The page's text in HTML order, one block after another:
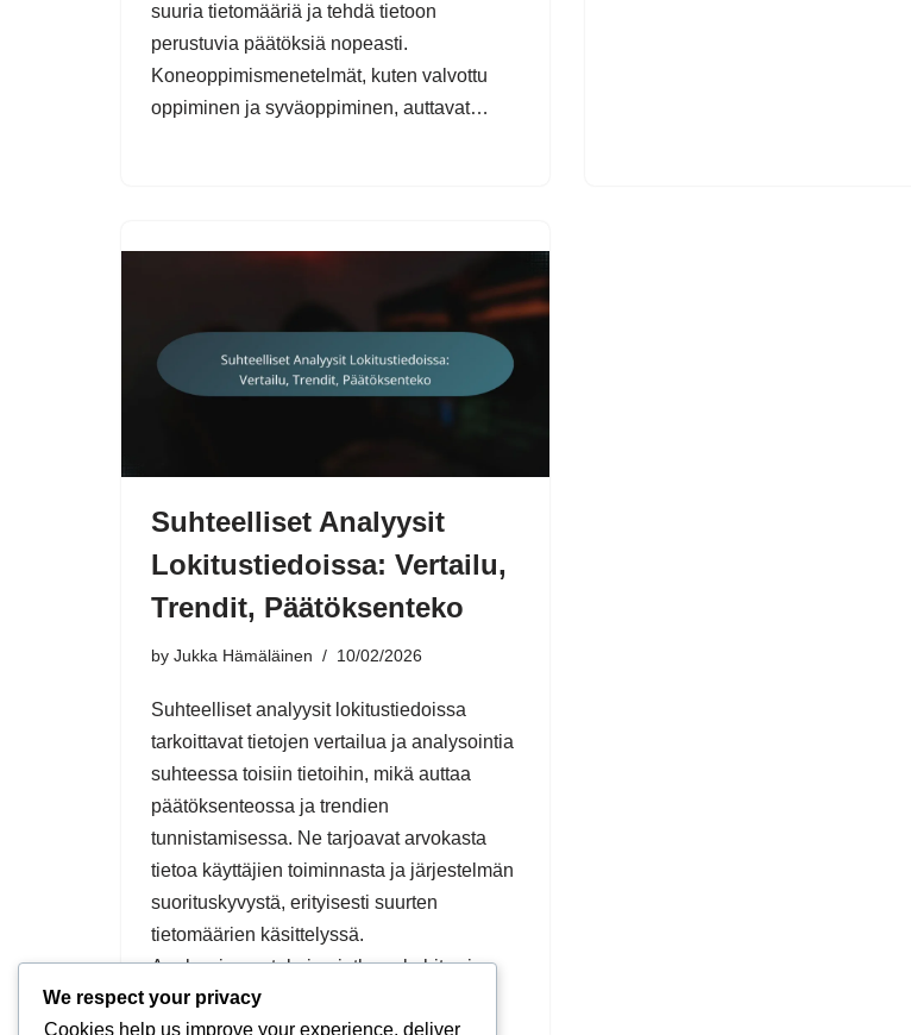
suuria tietomääriä ja tehdä tietoon
perustuvia päätöksiä nopeasti.
Koneoppimismenetelmät, kuten valvottu
oppiminen ja syväoppiminen, auttavat…
Suhteelliset Analyysit
Lokitustiedoissa: Vertailu,
Trendit, Päätöksenteko
by Jukka Hämäläinen 10/02/2026
Suhteelliset analyysit lokitustiedoissa
tarkoittavat tietojen vertailua ja analysointia
suhteessa toisiin tietoihin, mikä auttaa
päätöksenteossa ja trendien
tunnistamisessa. Ne tarjoavat arvokasta
tietoa käyttäjien toiminnasta ja järjestelmän
suorituskyvystä, erityisesti suurten
tietomäärien käsittelyssä.
Analyysimenetelmien jatkuva kehitys ja
datan…
We respect your privacy
Cookies help us improve your experience, deliver